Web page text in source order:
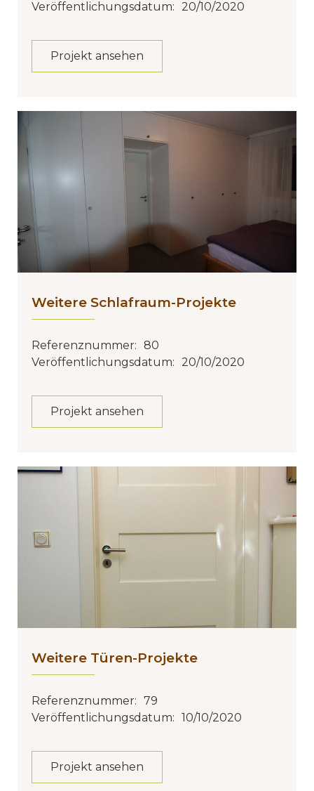
Veröffentlichungsdatum: 20/10/2020
Projekt ansehen
Weitere Schlafraum-Projekte
Referenznummer: 80
Veröffentlichungsdatum: 20/10/2020
Projekt ansehen
Weitere Türen-Projekte
Referenznummer: 79
Veröffentlichungsdatum: 10/10/2020
Projekt ansehen